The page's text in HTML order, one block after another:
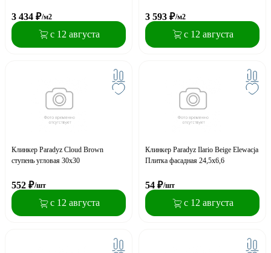
3 434 ₽/м2
с 12 августа
3 593 ₽/м2
с 12 августа
Клинкер Paradyz Cloud Brown
ступень угловая 30х30
552 ₽/шт
с 12 августа
Клинкер Paradyz Ilario Beige Elewacja
Плитка фасадная 24,5x6,6
54 ₽/шт
с 12 августа